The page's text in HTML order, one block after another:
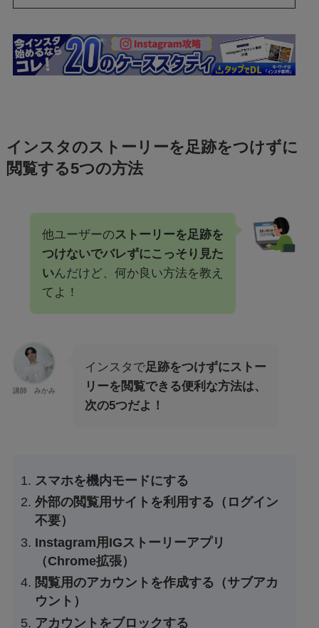
インスタのストーリーを足跡をつけずに
閲覧する5つの方法
他ユーザーのストーリーを足跡を
つけないでバレずにこっそり見た
いんだけど、何か良い方法を教え
てよ！
講師 みかみ
インスタで足跡をつけずにストー
リーを閲覧できる便利な方法は、
次の5つだよ！
スマホを機内モードにする
外部の閲覧用サイトを利用する（ログイン
不要）
Instagram用IGストーリーアプリ
（Chrome拡張）
閲覧用のアカウントを作成する（サブアカ
ウント）
アカウントをブロックする